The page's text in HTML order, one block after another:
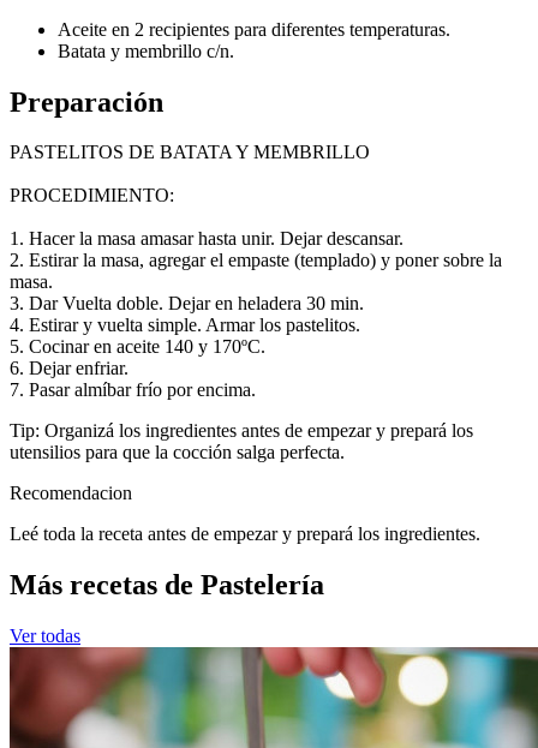
Aceite en 2 recipientes para diferentes temperaturas.
Batata y membrillo c/n.
Preparación
PASTELITOS DE BATATA Y MEMBRILLO
PROCEDIMIENTO:
1. Hacer la masa amasar hasta unir. Dejar descansar.
2. Estirar la masa, agregar el empaste (templado) y poner sobre la
masa.
3. Dar Vuelta doble. Dejar en heladera 30 min.
4. Estirar y vuelta simple. Armar los pastelitos.
5. Cocinar en aceite 140 y 170ºC.
6. Dejar enfriar.
7. Pasar almíbar frío por encima.
Tip: Organizá los ingredientes antes de empezar y prepará los
utensilios para que la cocción salga perfecta.
Recomendacion
Leé toda la receta antes de empezar y prepará los ingredientes.
Más recetas de Pastelería
Ver todas